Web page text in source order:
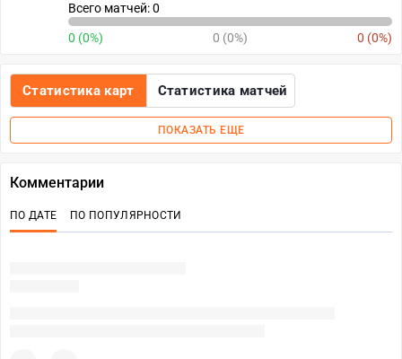
Всего матчей: 0
0 (0%) 0 (0%) 0 (0%)
Статистика карт Статистика матчей
ПОКАЗАТЬ ЕЩЕ
Комментарии
ПО ДАТЕ ПО ПОПУЛЯРНОСТИ